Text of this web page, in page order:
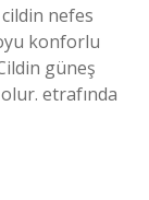
nefes
konforlu
güneş
olur. etrafında